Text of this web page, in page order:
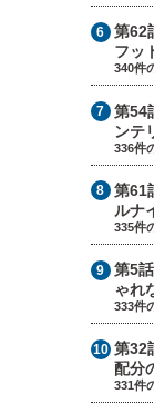
第62
フッ
340件
第54
ンテ
336件
第61
ルナ
335件
第5
ゃれ
333件
第32
配分
331件